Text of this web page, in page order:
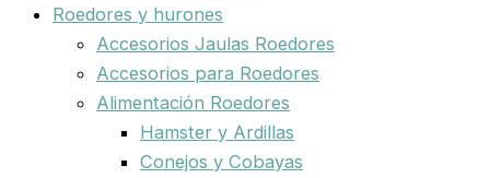
Roedores y hurones
Accesorios Jaulas Roedores
Accesorios para Roedores
Alimentación Roedores
Hamster y Ardillas
Conejos y Cobayas